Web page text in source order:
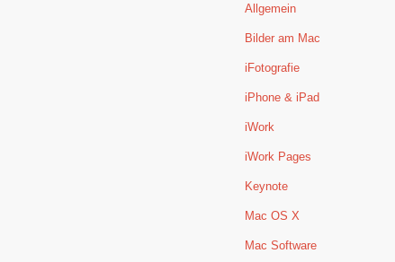
Allgemein
Bilder am Mac
iFotografie
iPhone & iPad
iWork
iWork Pages
Keynote
Mac OS X
Mac Software